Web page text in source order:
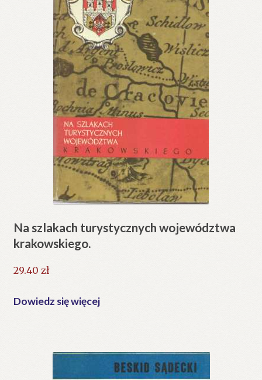
Na szlakach turystycznych województwa
krakowskiego.
29.40 zł
Dowiedz się więcej